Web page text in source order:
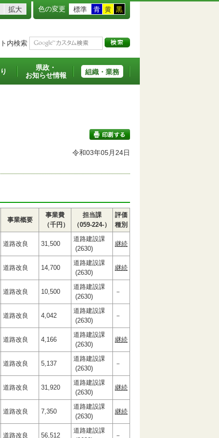
拡大 色の変更 標準 青 黄 黒
内検索
県政・
お知らせ情報
組織・業務
印刷する
令和03年05月24日
事業概要
事業費
（千円）
担当課
（059-224-）
評価
種別
道路改良 31,500
道路建設課
(2630)
継続
道路改良 14,700
道路建設課
(2630)
継続
道路改良 10,500
道路建設課
(2630)
－
道路改良 4,042
道路建設課
(2630)
－
道路改良 4,166
道路建設課
(2630)
継続
道路改良 5,137
道路建設課
(2630)
－
道路改良 31,920
道路建設課
(2630)
継続
道路改良 7,350
道路建設課
(2630)
継続
道路改良 56,512
道路建設課
－